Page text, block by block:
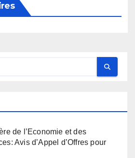
de l’Economie et des
Avis d’Appel d’Offres pour